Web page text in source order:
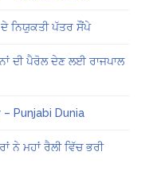
ਨਿਯੁਕਤੀ ਪੱਤਰ ਸੌਂਪੇ
ਦੀ ਪੈਰੋਲ ਦੇਣ ਲਈ ਰਾਜਪਾਲ
Punjabi Dunia
ਨੇ ਮਹਾਂ ਰੈਲੀ ਵਿੱਚ ਭਰੀ